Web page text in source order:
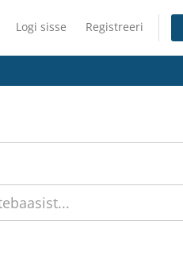
Logi sisse Registreeri